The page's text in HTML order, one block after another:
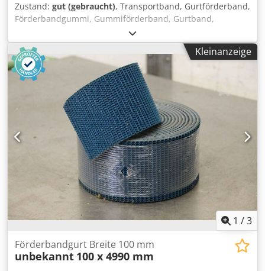
Zustand: gut (gebraucht), Transportband, Gurtförderband,
Förderbandgummi, Gummiförderband, Gurtband,
Flachriemen, Antriebsriemen -Breite: 50 mm -Länge: 1995
mm -Preis: pro Stück -Anzahl: 6 Stück -Abmessung:
130/130/H50 mm Cjdpsf Ry Rrofx Am Toha -Gewicht: 0,4
kg/Stück
Kleinanzeige
1 /3
Förderbandgurt Breite 100 mm
unbekannt 100 x 4990 mm